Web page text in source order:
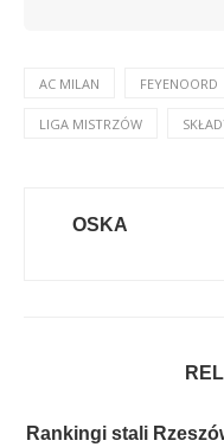
AC MILAN FEYENOORD
LIGA MISTRZÓW
OSKA
Rankingi stali